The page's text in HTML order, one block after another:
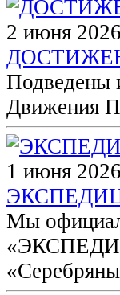
2 июня
Подведены
Движения
1 июня
Мы